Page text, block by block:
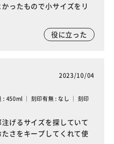
ったもので小サイズをリ
役に立った
2023/10/04
: 450ml ｜ 刻印有無 : なし ｜ 刻印
げるサイズを探していて
さをキープしてくれて使